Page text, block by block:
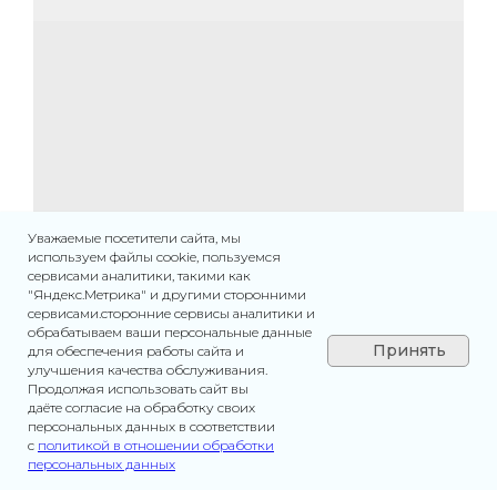
Главная Каталог
Уважаемые посетители сайта, мы
используем файлы cookie, пользуемся
сервисами аналитики, такими как
"Яндекс.Метрика" и другими сторонними
сервисами.сторонние сервисы аналитики и
обрабатываем ваши персональные данные
для обеспечения работы сайта и
улучшения качества обслуживания.
Продолжая использовать сайт вы
даёте согласие на обработку своих
персональных данных в соответствии
с политикой в отношении обработки
персональных данных
Принять